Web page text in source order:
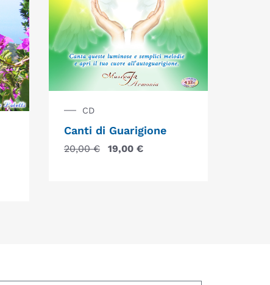
CD
Canti di Guarigione
20,00€ 19,00 €